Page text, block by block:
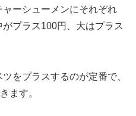
ーシューメンにそれぞれ
プラス100円、大はプラス
をプラスするのが定番で、
ます。